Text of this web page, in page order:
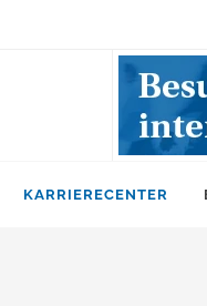
KARRIERECENTER